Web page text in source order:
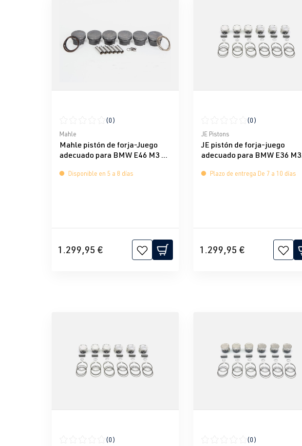
Calificación promedio de 0 de 5 estrellas
(0)
Mahle
Mahle pistón de forja-Juego
adecuado para BMW E46 M3 &
Disponible en 5 a 8 días
1.299,95 €
Calificación promedio de 0 de
(0)
JE Pistons
JE pistón de forja-juego
adecuado para BMW E36 M3
Plazo de entrega De 7 a 10 días
1.299,95 €
(0) (0)